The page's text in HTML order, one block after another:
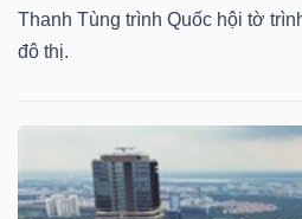
Thanh Tùng trình Quốc hội tờ
đô thị.